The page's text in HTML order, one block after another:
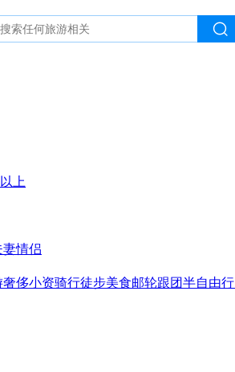
上
妻情侣
奢侈小资骑行徒步美食邮轮跟团半自由行